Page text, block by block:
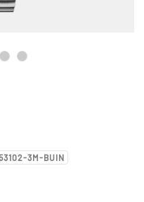
3M-BUIN